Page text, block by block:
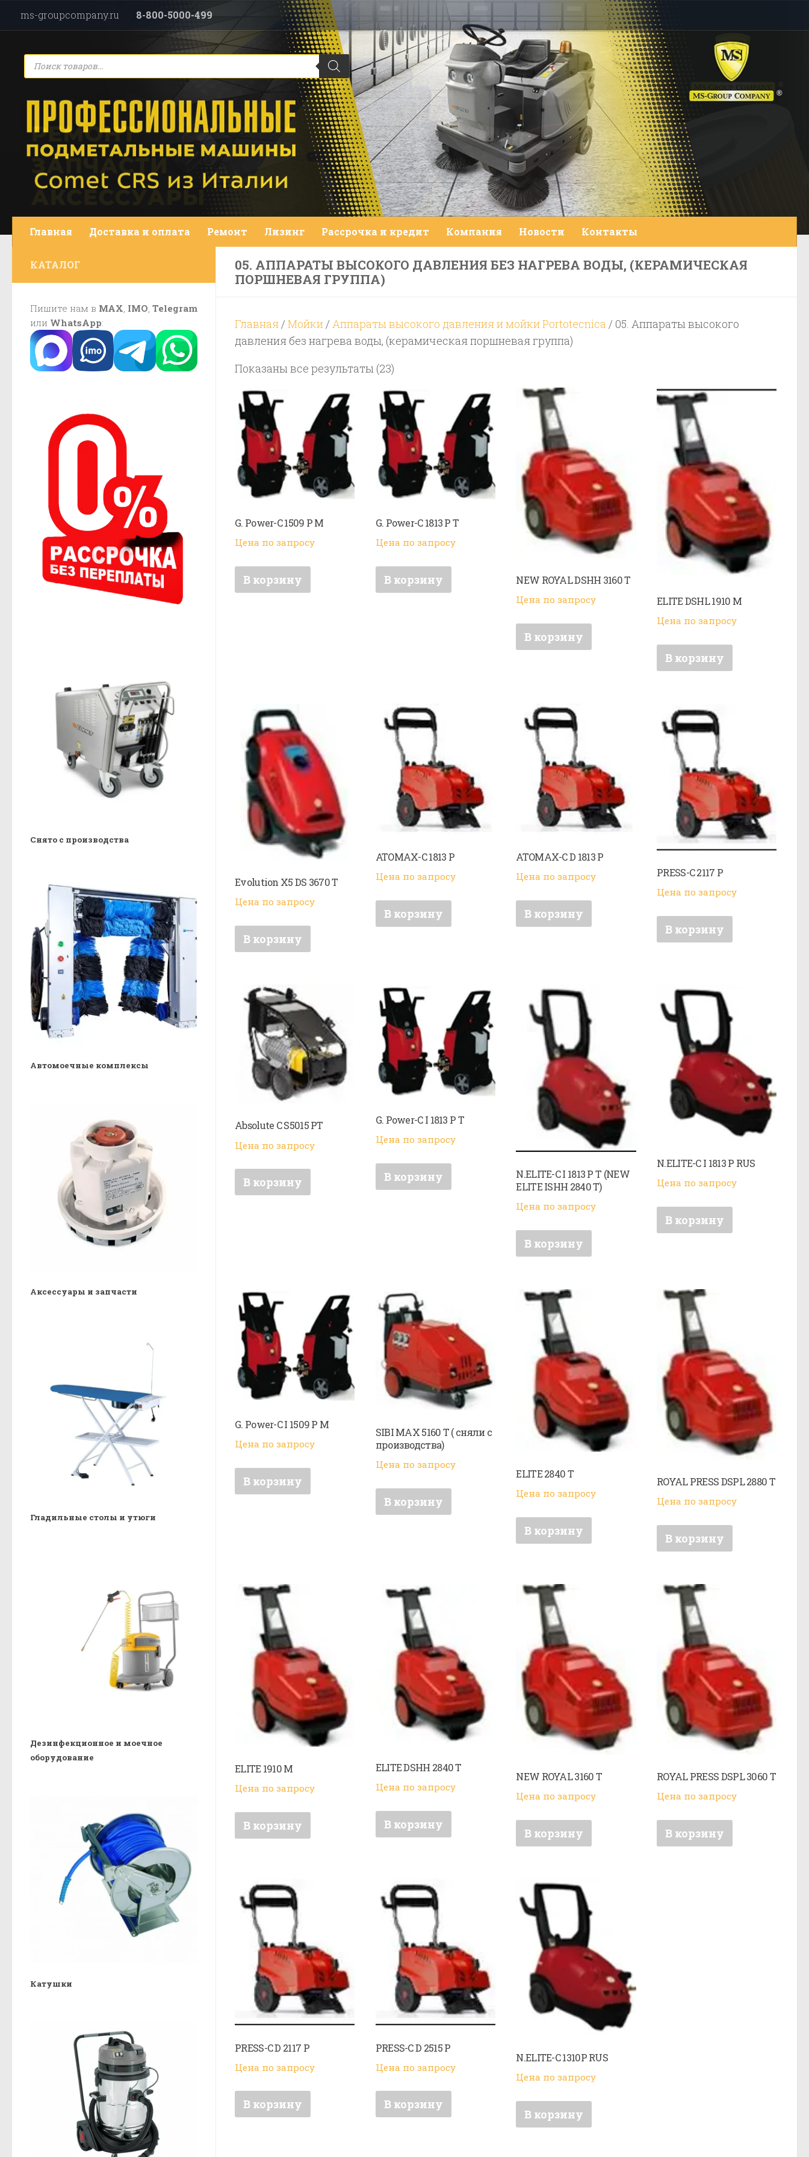
Перейти к содержимому
ms-groupcompany.ru 8-800-5000-499
Поиск
товаров
Главная Доставка и оплата Ремонт Лизинг Рассрочка и кредит Компания Новости Контакты
05. АППАРАТЫ ВЫСОКОГО ДАВЛЕНИЯ БЕЗ НАГРЕВА ВОДЫ, (КЕРАМИЧЕСКАЯ
ПОРШНЕВАЯ ГРУППА)
Главная / Мойки / Аппараты высокого давления и мойки Portotecnica / 05. Аппараты высокого
давления без нагрева воды, (керамическая поршневая группа)
Показаны все результаты (23)
возрастанию
G. Power-C 1509 P M
Цена по запросу
В корзину
G. Power-C 1813 P T
Цена по запросу
В корзину NEW ROYAL DSHH 3160 T
Цена по запросу
В корзину
ELITE DSHL 1910 M
Цена по запросу
В корзину
Evolution X5 DS 3670 T
Цена по запросу
В корзину
ATOMAX-C 1813 P
Цена по запросу
В корзину
ATOMAX-C D 1813 P
Цена по запросу
В корзину
PRESS-C 2117 P
Цена по запросу
В корзину
Absolute C S5015 PT
Цена по запросу
В корзину
G. Power-C I 1813 P T
Цена по запросу
В корзину
N.ELITE-C I 1813 P T (NEW
ELITE ISHH 2840 T)
Цена по запросу
В корзину
N.ELITE-C I 1813 P RUS
Цена по запросу
В корзину
G. Power-C I 1509 P M
Цена по запросу
В корзину
SIBI MAX 5160 T ( сняли с
производства)
Цена по запросу
В корзину
ELITE 2840 T
Цена по запросу
В корзину
ROYAL PRESS DSPL 2880 T
Цена по запросу
В корзину
ELITE 1910 M
Цена по запросу
В корзину
ELITE DSHH 2840 T
Цена по запросу
В корзину
NEW ROYAL 3160 T
Цена по запросу
В корзину
ROYAL PRESS DSPL 3060 T
Цена по запросу
В корзину
PRESS-C D 2117 P
Цена по запросу
В корзину
PRESS-C D 2515 P
Цена по запросу
В корзину
N.ELITE-C 1310P RUS
Цена по запросу
В корзину
КАТАЛОГ
Пишите нам в MAX IMO Telegram
или WhatsApp:
Снято с производства
Автомоечные комплексы
Аксессуары и запчасти
Гладильные столы и утюги
Дезинфекционное и моечное
оборудование
Катушки